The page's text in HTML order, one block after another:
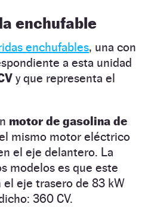
enchufable
enchufables, una con
a esta unidad
y que representa el
motor de gasolina de
mismo motor eléctrico
el eje delantero. La
modelos es que este
eje trasero de 83 kW
360 CV.